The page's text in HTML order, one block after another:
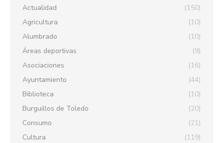
Actualidad
(150)
Agricultura
(10)
Alumbrado
(10)
Áreas deportivas
(9)
Asociaciones
(16)
Ayuntamiento
(44)
Biblioteca
(10)
Burguillos de Toledo
(20)
Consumo
(21)
Cultura
(119)